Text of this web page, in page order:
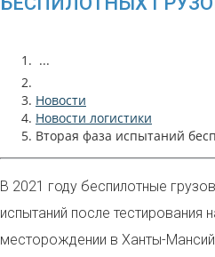
...
Новости
Новости логистики
Вторая фаза испытаний
В 2021 году беспилотные
испытаний после тестирования
месторождении в Ханты-